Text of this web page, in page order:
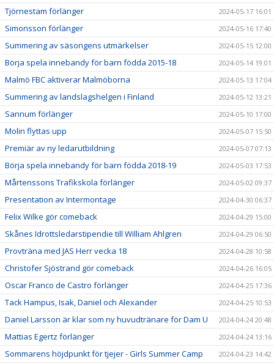
Tjörnestam förlänger 2024-05-17 16:01
Simonsson förlänger 2024-05-16 17:40
Summering av säsongens utmärkelser 2024-05-15 12:00
Börja spela innebandy för barn födda 2015-18 2024-05-14 19:01
Malmö FBC aktiverar Malmöborna 2024-05-13 17:04
Summering av landslagshelgen i Finland 2024-05-12 13:21
Sannum förlänger 2024-05-10 17:00
Molin flyttas upp 2024-05-07 15:50
Premiär av ny ledarutbildning 2024-05-07 07:13
Börja spela innebandy för barn födda 2018-19 2024-05-03 17:53
Mårtenssons Trafikskola förlänger 2024-05-02 09:37
Presentation av Intermontage 2024-04-30 06:37
Felix Wilke gör comeback 2024-04-29 15:00
Skånes Idrottsledarstipendie till William Ahlgren 2024-04-29 06:50
Provträna med JAS Herr vecka 18 2024-04-28 10:58
Christofer Sjöstrand gör comeback 2024-04-26 16:05
Oscar Franco de Castro förlänger 2024-04-25 17:36
Tack Hampus, Isak, Daniel och Alexander 2024-04-25 10:53
Daniel Larsson är klar som ny huvudtränare för Dam U 2024-04-24 20:48
Mattias Egertz förlänger 2024-04-24 13:16
Sommarens höjdpunkt för tjejer - Girls Summer Camp 2024-04-23 14:42